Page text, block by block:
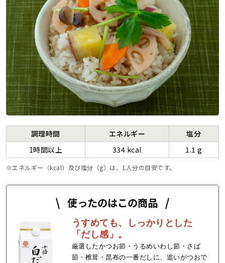
会社案内
お電話でのお問い合わせ・ご注文
0120-46-0306
受付時間 / 8:00〜17:30（日・祝日除く）
調理時間 エネルギー
塩分
1時間以上
334 kcal 1.1 g
エネルギー（kcal）及び塩分（g）は、1人分の目安です。
使ったのはこの商品
うすめても、しっかりとした
「だし感」。
厳選したかつお節・うるめいわし節・さば
節・椎茸・昆布の一番だしに、追いがつおで